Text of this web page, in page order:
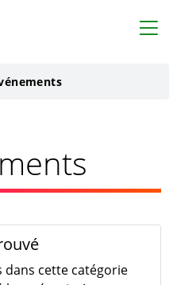
dans cette catégorie